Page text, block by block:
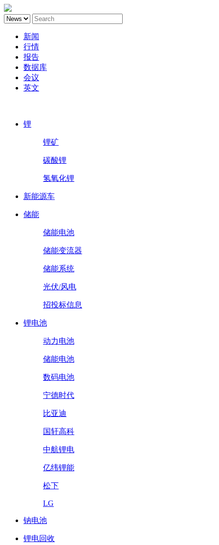
新闻
行情
报告
数据库
会议
英文
锂
锂矿
碳酸锂
氢氧化锂
新能源车
储能
储能电池
储能变流器
储能系统
光伏/风电
招投标信息
锂电池
动力电池
储能电池
数码电池
宁德时代
比亚迪
国轩高科
中航锂电
亿纬锂能
松下
LG
钠电池
锂电回收